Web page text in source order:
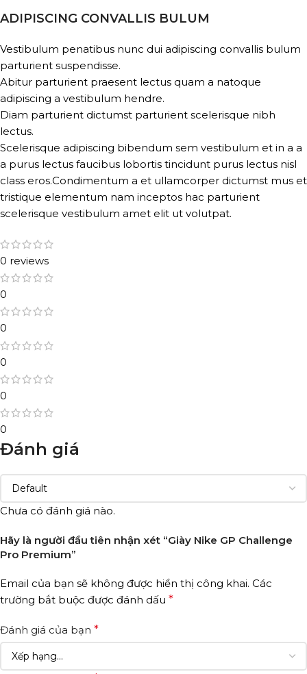
ADIPISCING CONVALLIS BULUM
Vestibulum penatibus nunc dui adipiscing convallis bulum
parturient suspendisse.
Abitur parturient praesent lectus quam a natoque
adipiscing a vestibulum hendre.
Diam parturient dictumst parturient scelerisque nibh
lectus.
Scelerisque adipiscing bibendum sem vestibulum et in a a
a purus lectus faucibus lobortis tincidunt purus lectus nisl
class eros.Condimentum a et ullamcorper dictumst mus et
tristique elementum nam inceptos hac parturient
scelerisque vestibulum amet elit ut volutpat.
0 reviews
0
0
0
0
0
Đánh giá
Chưa có đánh giá nào.
Hãy là người đầu tiên nhận xét “Giày Nike GP Challenge
Pro Premium”
Email của bạn sẽ không được hiển thị công khai. Các
trường bắt buộc được đánh dấu *
Đánh giá của bạn *